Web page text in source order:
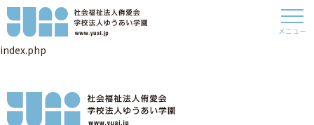
メニュー
index.php